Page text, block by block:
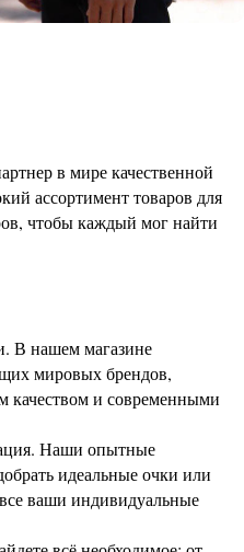
в мире качественной
ассортимент товаров для
чтобы каждый мог найти
В нашем магазине
мировых брендов,
качеством и современными
Наши опытные
идеальные очки или
ваши индивидуальные